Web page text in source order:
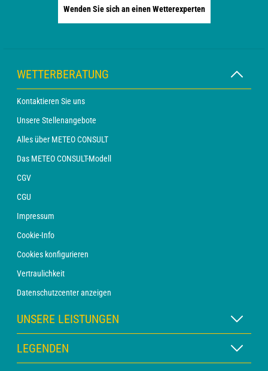
Wenden Sie sich an einen Wetterexperten
WETTERBERATUNG
Kontaktieren Sie uns
Unsere Stellenangebote
Alles über METEO CONSULT
Das METEO CONSULT-Modell
CGV
CGU
Impressum
Cookie-Info
Cookies konfigurieren
Vertraulichkeit
Datenschutzcenter anzeigen
UNSERE LEISTUNGEN
WETTER Xpert Abonnement
WETTER PRO Abonnement
LEGENDEN